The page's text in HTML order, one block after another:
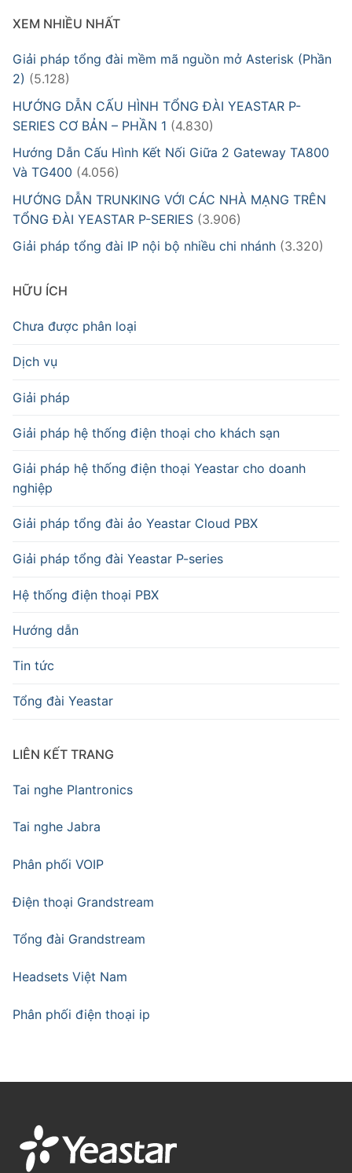
XEM NHIỀU NHẤT
Giải pháp tổng đài mềm mã nguồn mở Asterisk (Phần
2) (5.128)
HƯỚNG DẪN CẤU HÌNH TỔNG ĐÀI YEASTAR P-
SERIES CƠ BẢN – PHẦN 1 (4.830)
Hướng Dẫn Cấu Hình Kết Nối Giữa 2 Gateway TA800
Và TG400 (4.056)
HƯỚNG DẪN TRUNKING VỚI CÁC NHÀ MẠNG TRÊN
TỔNG ĐÀI YEASTAR P-SERIES (3.906)
Giải pháp tổng đài IP nội bộ nhiều chi nhánh (3.320)
HỮU ÍCH
Chưa được phân loại
Dịch vụ
Giải pháp
Giải pháp hệ thống điện thoại cho khách sạn
Giải pháp hệ thống điện thoại Yeastar cho doanh
nghiệp
Giải pháp tổng đài ảo Yeastar Cloud PBX
Giải pháp tổng đài Yeastar P-series
Hệ thống điện thoại PBX
Hướng dẫn
Tin tức
Tổng đài Yeastar
LIÊN KẾT TRANG
Tai nghe Plantronics
Tai nghe Jabra
Phân phối VOIP
Điện thoại Grandstream
Tổng đài Grandstream
Headsets Việt Nam
Phân phối điện thoại ip